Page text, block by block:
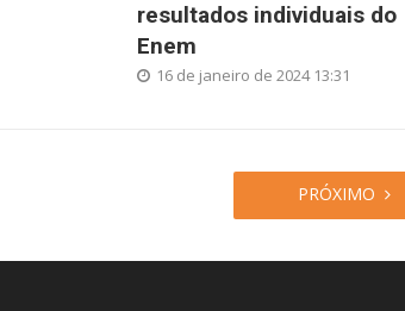
resultados individuais do
Enem
16 de janeiro de 2024 13:31
PRÓXIMO